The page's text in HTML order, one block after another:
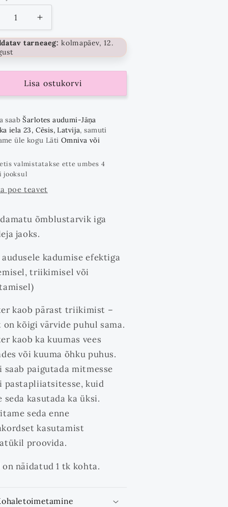
Suurenda
kogust
kuni
tarneaeg:kolmapäev, 12.
Lisa ostukorvi
saabŠarlotes audumi-Jāņa
iela 23, Cēsis, Latvija, samuti
üle kogu LätiOmniva või
valmistatakse ette umbes 4
jooksul
poe teavet
õmblustarvik iga
jaoks.
audusele kadumise efektiga
triikimisel või
kaob pärast triikimist –
on kõigi värvide puhul sama.
kaob ka kuumas vees
või kuuma õhku puhus.
saab paigutada mitmesse
pastapliiatsitesse, kuid
seda kasutada ka üksi.
seda enne
kasutamist
proovida.
on näidatud 1 tk kohta.